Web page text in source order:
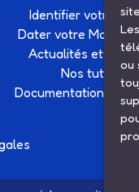
Identifier votre
Dater votre
Actualités et
Nos tutos
Documentation
ou